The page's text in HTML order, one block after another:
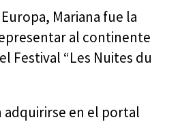
Mariana fue la
al continente
Festival “Les Nuites du
adquirirse en el portal